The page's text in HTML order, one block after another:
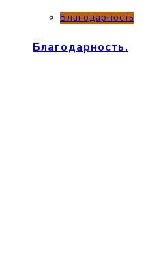
Благодарность
Благодарность.